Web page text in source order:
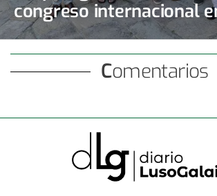
congreso internacional
Santiago
Comentarios